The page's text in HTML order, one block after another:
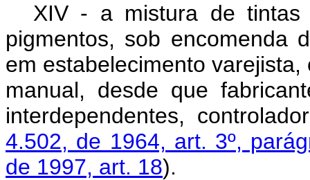
XIV - a mistura de tintas
pigmentos, sob encomenda
em estabelecimento
manual, desde que
interdependentes,
4.502, de 1964, art. 3º,
de 1997, art. 18).